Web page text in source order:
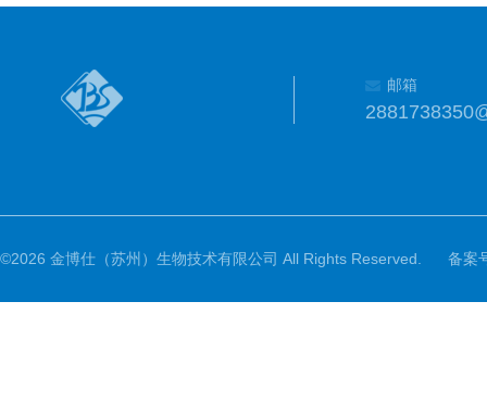
邮箱
©2026 金博仕（苏州）生物技术有限公司 All Rights Reserved. 备案